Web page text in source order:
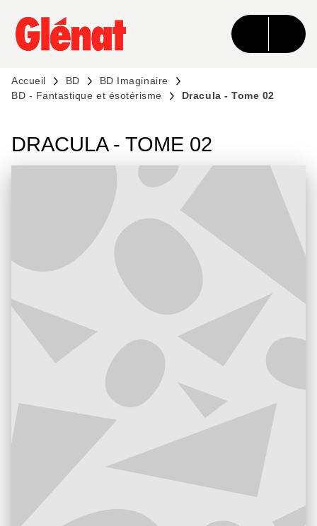
MENU RECHERCHE CONTENU
PIED DE PAGE
Accueil BD
BD Imaginaire
BD - Fantastique et ésotérisme
Dracula - Tome 02
DRACULA - TOME 02